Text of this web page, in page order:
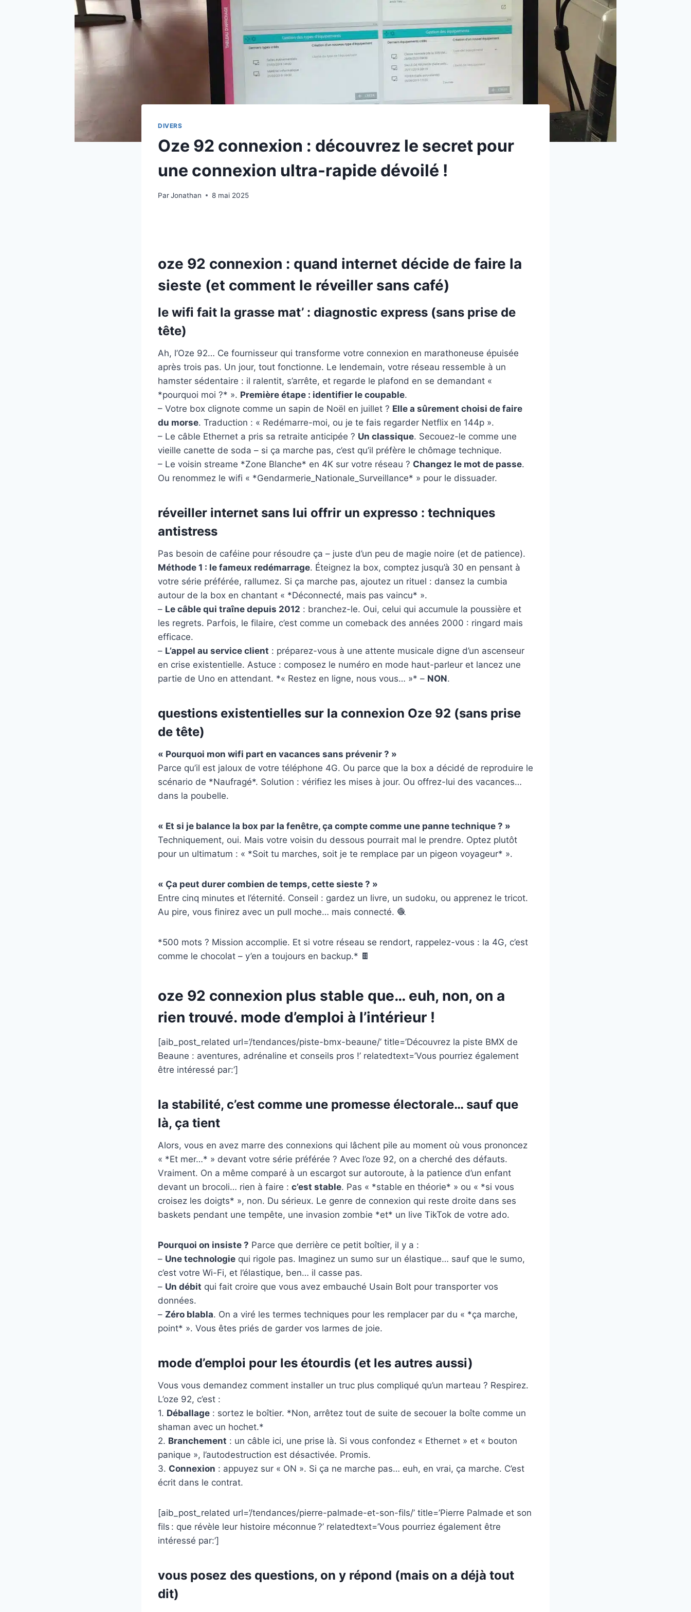
DIVERS
Oze 92 connexion : découvrez le secret pour
une connexion ultra-rapide dévoilé !
ParJonathan 8 mai 2025
oze 92 connexion : quand internet décide de faire la
sieste (et comment le réveiller sans café)
le wifi fait la grasse mat’ : diagnostic express (sans prise de
tête)
Ah, l’Oze 92… Ce fournisseur qui transforme votre connexion en marathoneuse épuisée
après trois pas. Un jour, tout fonctionne. Le lendemain, votre réseau ressemble à un
hamster sédentaire : il ralentit, s’arrête, et regarde le plafond en se demandant «
*pourquoi moi ?* ». Première étape : identifier le coupable.
– Votre box clignote comme un sapin de Noël en juillet ? Elle a sûrement choisi de faire
du morse. Traduction : « Redémarre-moi, ou je te fais regarder Netflix en 144p ».
– Le câble Ethernet a pris sa retraite anticipée ? Un classique. Secouez-le comme une
vieille canette de soda – si ça marche pas, c’est qu’il préfère le chômage technique.
– Le voisin streame *Zone Blanche* en 4K sur votre réseau ? Changez le mot de passe.
Ou renommez le wifi « *Gendarmerie_Nationale_Surveillance* » pour le dissuader.
réveiller internet sans lui offrir un expresso : techniques
antistress
Pas besoin de caféine pour résoudre ça – juste d’un peu de magie noire (et de patience).
Méthode 1 : le fameux redémarrage. Éteignez la box, comptez jusqu’à 30 en pensant à
votre série préférée, rallumez. Si ça marche pas, ajoutez un rituel : dansez la cumbia
autour de la box en chantant « *Déconnecté, mais pas vaincu* ».
– Le câble qui traîne depuis 2012 : branchez-le. Oui, celui qui accumule la poussière et
les regrets. Parfois, le filaire, c’est comme un comeback des années 2000 : ringard mais
efficace.
– L’appel au service client : préparez-vous à une attente musicale digne d’un ascenseur
en crise existentielle. Astuce : composez le numéro en mode haut-parleur et lancez une
partie de Uno en attendant. *« Restez en ligne, nous vous… »* – NON.
questions existentielles sur la connexion Oze 92 (sans prise
de tête)
« Pourquoi mon wifi part en vacances sans prévenir ? »
Parce qu’il est jaloux de votre téléphone 4G. Ou parce que la box a décidé de reproduire le
scénario de *Naufragé*. Solution : vérifiez les mises à jour. Ou offrez-lui des vacances…
dans la poubelle.
« Et si je balance la box par la fenêtre, ça compte comme une panne technique ? »
Techniquement, oui. Mais votre voisin du dessous pourrait mal le prendre. Optez plutôt
pour un ultimatum : « *Soit tu marches, soit je te remplace par un pigeon voyageur* ».
« Ça peut durer combien de temps, cette sieste ? »
Entre cinq minutes et l’éternité. Conseil : gardez un livre, un sudoku, ou apprenez le tricot.
Au pire, vous finirez avec un pull moche… mais connecté. 🧶
*500 mots ? Mission accomplie. Et si votre réseau se rendort, rappelez-vous : la 4G, c’est
comme le chocolat – y’en a toujours en backup.* 🍫
oze 92 connexion plus stable que… euh, non, on a
rien trouvé. mode d’emploi à l’intérieur !
[aib_post_related url=’/tendances/piste-bmx-beaune/’ title=’Découvrez la piste BMX de
Beaune : aventures, adrénaline et conseils pros !’ relatedtext=’Vous pourriez également
être intéressé par:’]
la stabilité, c’est comme une promesse électorale… sauf que
là, ça tient
Alors, vous en avez marre des connexions qui lâchent pile au moment où vous prononcez
« *Et mer…* » devant votre série préférée ? Avec l’oze 92, on a cherché des défauts.
Vraiment. On a même comparé à un escargot sur autoroute, à la patience d’un enfant
devant un brocoli… rien à faire : c’est stable. Pas « *stable en théorie* » ou « *si vous
croisez les doigts* », non. Du sérieux. Le genre de connexion qui reste droite dans ses
baskets pendant une tempête, une invasion zombie *et* un live TikTok de votre ado.
Pourquoi on insiste ? Parce que derrière ce petit boîtier, il y a :
– Une technologie qui rigole pas. Imaginez un sumo sur un élastique… sauf que le sumo,
c’est votre Wi-Fi, et l’élastique, ben… il casse pas.
– Un débit qui fait croire que vous avez embauché Usain Bolt pour transporter vos
données.
– Zéro blabla. On a viré les termes techniques pour les remplacer par du « *ça marche,
point* ». Vous êtes priés de garder vos larmes de joie.
mode d’emploi pour les étourdis (et les autres aussi)
Vous vous demandez comment installer un truc plus compliqué qu’un marteau ? Respirez.
L’oze 92, c’est :
1. Déballage : sortez le boîtier. *Non, arrêtez tout de suite de secouer la boîte comme un
shaman avec un hochet.*
2. Branchement : un câble ici, une prise là. Si vous confondez « Ethernet » et « bouton
panique », l’autodestruction est désactivée. Promis.
3. Connexion : appuyez sur « ON ». Si ça ne marche pas… euh, en vrai, ça marche. C’est
écrit dans le contrat.
[aib_post_related url=’/tendances/pierre-palmade-et-son-fils/’ title=’Pierre Palmade et son
fils : que révèle leur histoire méconnue ?’ relatedtext=’Vous pourriez également être
intéressé par:’]
vous posez des questions, on y répond (mais on a déjà tout
dit)